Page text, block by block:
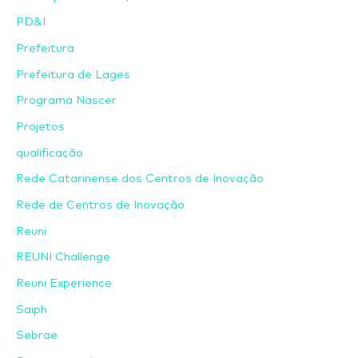
PD&I
Prefeitura
Prefeitura de Lages
Programa Nascer
Projetos
qualificação
Rede Catarinense dos Centros de Inovação
Rede de Centros de Inovação
Reuni
REUNI Challenge
Reuni Experience
Saiph
Sebrae